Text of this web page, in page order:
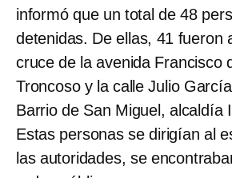
informó que un total de 48
detenidas. De ellas, 41 fueron
cruce de la avenida Francisco
Troncoso y la calle Julio
Barrio de San Miguel, alcaldía
Estas personas se dirigían al
las autoridades, se